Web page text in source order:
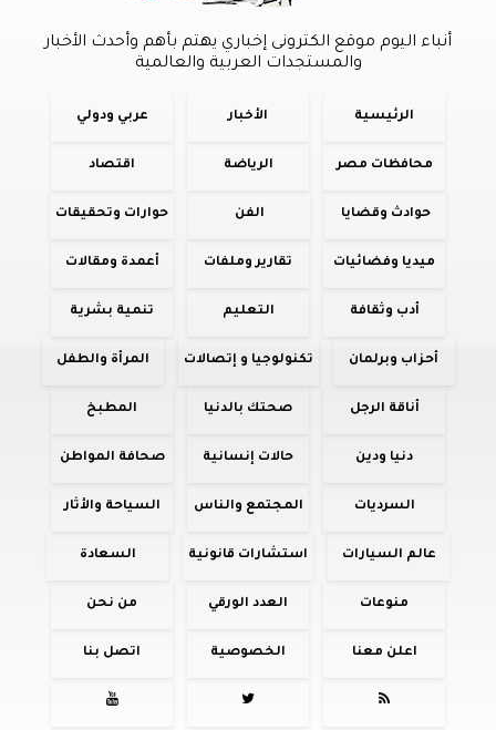
أنباء اليوم موقع الكترونى إخباري يهتم بأهم وأحدث الأخبار
والمستجدات العربية والعالمية
الرئيسية الأخبار عربي ودولي
محافظات مصر الرياضة اقتصاد
حوادث وقضايا الفن حوارات وتحقيقات
ميديا وفضائيات تقارير وملفات أعمدة ومقالات
أدب وثقافة التعليم تنمية بشرية
أحزاب وبرلمان تكنولوجيا و إتصالات المرأة والطفل
أناقة الرجل صحتك بالدنيا المطبخ
دنيا ودين حالات إنسانية صحافة المواطن
السرديات المجتمع والناس السياحة والأثار
عالم السيارات استشارات قانونية السعادة
منوعات العدد الورقي من نحن
اعلن معنا الخصوصية اتصل بنا


